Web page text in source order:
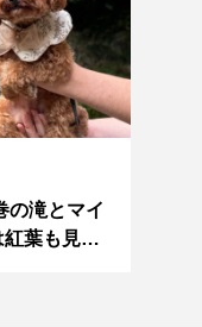
の滝とマイ
葉も見ご